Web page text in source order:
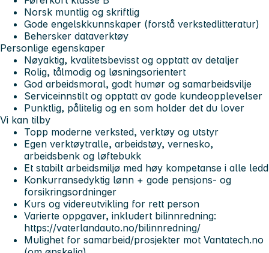
Norsk muntlig og skriftlig
Gode engelskkunnskaper (forstå verkstedlitteratur)
Behersker dataverktøy
Personlige egenskaper
Nøyaktig, kvalitetsbevisst og opptatt av detaljer
Rolig, tålmodig og løsningsorientert
God arbeidsmoral, godt humør og samarbeidsvilje
Serviceinnstilt og opptatt av gode kundeopplevelser
Punktlig, pålitelig og en som holder det du lover
Vi kan tilby
Topp moderne verksted, verktøy og utstyr
Egen verktøytralle, arbeidstøy, vernesko,
arbeidsbenk og løftebukk
Et stabilt arbeidsmiljø med høy kompetanse i alle ledd
Konkurransedyktig lønn + gode pensjons- og
forsikringsordninger
Kurs og videreutvikling for rett person
Varierte oppgaver, inkludert bilinnredning:
https://vaterlandauto.no/bilinnredning/
Mulighet for samarbeid/prosjekter mot Vantatech.no